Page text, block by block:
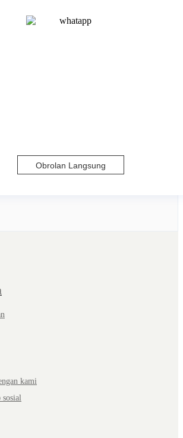
Obrolan Langsung
kami